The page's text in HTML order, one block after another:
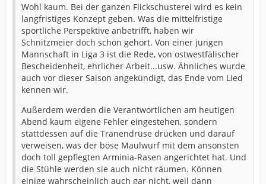
Wohl kaum. Bei der ganzen Flickschusterei wird es kein
langfristiges Konzept geben. Was die mittelfristige
sportliche Perspektive anbetrifft, haben wir
Schnitzmeier doch schön gehört. Von einer jungen
Mannschaft in Liga 3 ist die Rede, von ostwestfälischer
Bescheidenheit, ehrlicher Arbeit...usw. Ähnliches wurde
auch vor dieser Saison angekündigt, das Ende vom Lied
kennen wir.
Außerdem werden die Verantwortlichen am heutigen
Abend kaum eigene Fehler eingestehen, sondern
stattdessen auf die Tränendrüse drücken und darauf
verweisen, was der böse Maulwurf mit dem ansonsten
doch toll gepflegten Arminia-Rasen angerichtet hat. Und
die Stühle werden sie auch nicht räumen. Können
einige wahrscheinlich auch gar nicht, weil dann